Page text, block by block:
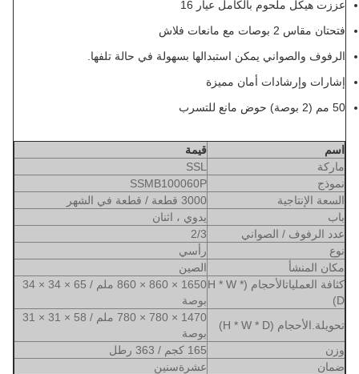
عززت هيكل ملحوم بالكامل عيار 16
فتحتان مقاس 2 بوصات مع مانعات فلاش
الرفوف والصواني يمكن استبدالها بسهولة في حالة تلفها.
إشارات وإرشادات أمان مميزة
50 مم (2 بوصة) حوض مانع للتسرب
اسم
قيمة
ماركة
SSL
نموذج
SSMB100060P
السعة الإنتاجية
3000 قطعة / قطعة في الشهر
باب
يدوي ، اثنان
عدد الرفوف / الصواني
2/3
نوع
رأسي
مكان المنشأ
الصين
كثافة العملياتالأحجام (H * W *
D)
1650 × 860 × 860 ملم / 65 × 34 × 34
بوصة
تحويلة.الأحجام (H * W * D)
1470 × 780 × 780 ملم / 58 × 31 × 31
بوصة
وزن
165 كجم / 363 رطل
ضمان
عشرة سنين